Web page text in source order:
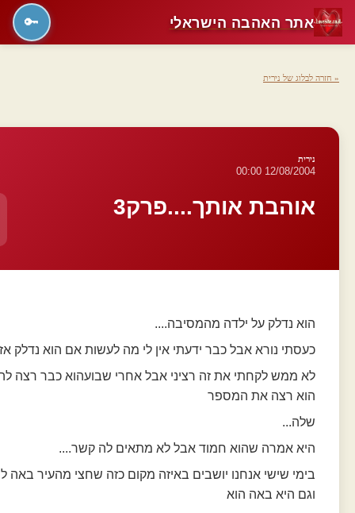
« חזרה לבלוג של נירית
נירית
12/08/2004 00:00
אוהבת אותך....פרק3
הוא נדלק על ילדה מהמסיבה....
כעסתי נורא אבל כבר ידעתי אין לי מה לעשות אם הוא נדלק
לא ממש לקחתי את זה רציני אבל אחרי שבועהוא כבר רצה
הוא רצה את המספר
שלה...
היא אמרה שהוא חמוד אבל לא מתאים לה קשר....
בימי שישי אנחנו יושבים באיזה מקום כזה שחצי מהעיר
וגם היא באה הוא
אתר האהבה הישראלי 🔑